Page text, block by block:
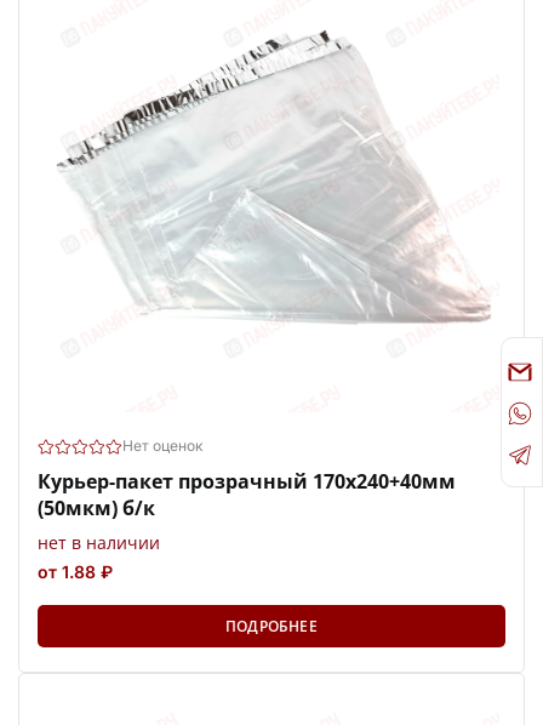
Нет оценок
Курьер-пакет прозрачный 170х240+40мм
(50мкм) б/к
нет в наличии
от 1.88 ₽
ПОДРОБНЕЕ